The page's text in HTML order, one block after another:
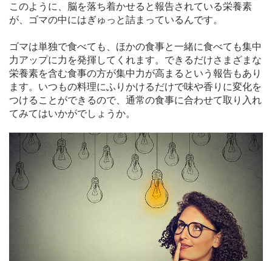
このように、脳を落ち着かせると報告されている栄養素
が、ゴマの中にはぎゅっと詰まっているんです。
ゴマは単独で食べても、ほかの食事と一緒に食べても集中
力アップに力を発揮してくれます。できるだけさまざまな
栄養素を含む食事の方が集中力が高まるという報告もあり
ます。いつもの料理にふりかけるだけで味や香りに変化を
つけることができるので、通常の食事に合わせて取り入れ
てみてはいかがでしょうか。